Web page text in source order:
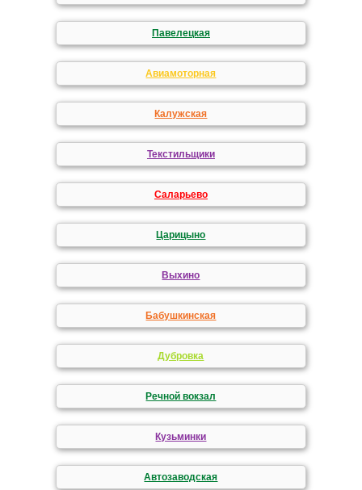
Павелецкая
Авиамоторная
Калужская
Текстильщики
Саларьево
Царицыно
Выхино
Бабушкинская
Дубровка
Речной вокзал
Кузьминки
Автозаводская